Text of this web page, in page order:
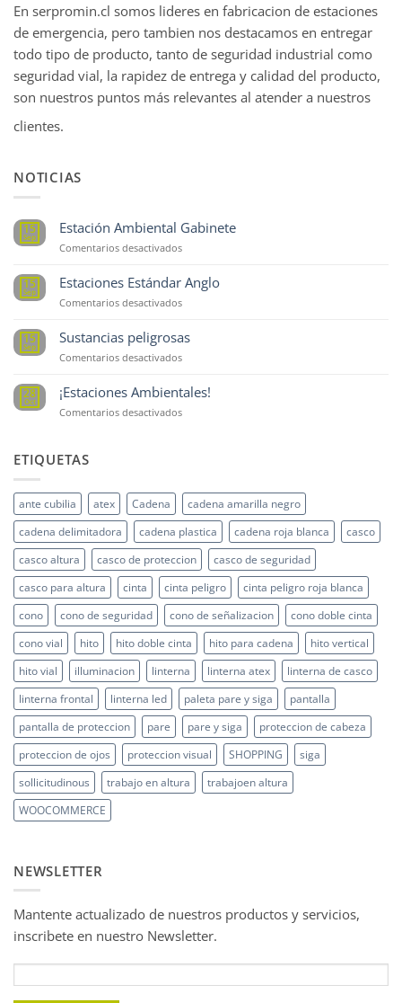
En serpromin.cl somos lideres en fabricacion de estaciones
de emergencia, pero tambien nos destacamos en entregar
todo tipo de producto, tanto de seguridad industrial como
seguridad vial, la rapidez de entrega y calidad del producto,
son nuestros puntos más relevantes al atender a nuestros
clientes.
NOTICIAS
15
Sep
Estación Ambiental Gabinete
Comentarios desactivadosen
Ambiental
Gabinete
15
Sep
Estaciones Estándar Anglo
Comentarios desactivadosen
Anglo
15
Sep
Sustancias peligrosas
Comentarios desactivadosen
peligrosas
28
Oct
¡Estaciones Ambientales!
Comentarios desactivadosen
ETIQUETAS
ante cubilia atex Cadena
cadena amarilla negro
cadena delimitadora
cadena plastica cadena roja blanca
casco
casco altura
casco de proteccion
casco de seguridad
casco para altura
cinta cinta peligro
cinta peligro roja blanca
cono
cono de seguridad cono de señalizacion
cono doble cinta
cono vial
hito hito doble cinta hito para cadena
hito vertical
hito vial
illuminacion linterna linterna atex
linterna de casco
linterna frontal
linterna led paleta pare y siga
pantalla
pantalla de proteccion
pare pare y siga
proteccion de cabeza
proteccion de ojos
proteccion visual SHOPPING
siga
sollicitudinous
trabajo en altura
trabajoen altura
WOOCOMMERCE
NEWSLETTER
Mantente actualizado de nuestros productos y servicios,
inscribete en nuestro Newsletter.